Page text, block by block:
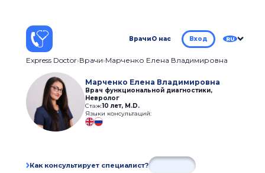
ВрачиО нас Вход RU
Express Doctor Врачи Марченко Елена Владимировна
Марченко Елена Владимировна
Врач функциональной диагностики,
Невролог
Стаж:10 лет, M.D.
Языки консультаций:
Как консультирует специалист?